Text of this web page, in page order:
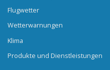
Flugwetter
Wetterwarnungen
Klima
Produkte und Dienstleistungen